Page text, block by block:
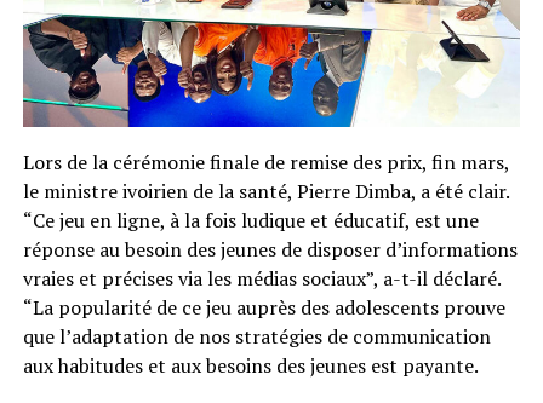
Lors de la cérémonie finale de remise des prix, fin mars,
le ministre ivoirien de la santé, Pierre Dimba, a été clair.
“Ce jeu en ligne, à la fois ludique et éducatif, est une
réponse au besoin des jeunes de disposer d’informations
vraies et précises via les médias sociaux”, a-t-il déclaré.
“La popularité de ce jeu auprès des adolescents prouve
que l’adaptation de nos stratégies de communication
aux habitudes et aux besoins des jeunes est payante.